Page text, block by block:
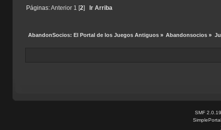
Páginas:Anterior 1 2] Ir Arriba
AbandonSocios: El Portal de los Juegos Antiguos» Abandonsocios »
SMF 2.0.19